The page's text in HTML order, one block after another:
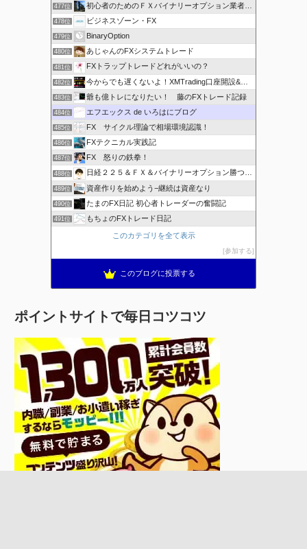
477位 初心者のためのＦＸバイナリーオプション業者比較.com
478位 ビジネスゾーン・FX
479位 BinaryOption
480位 あじゃんのFXシステムトレード
481位 FXトラップトレードどれがいいの？
482位 今からでも遅くないよ！XMTrading口座開設&攻略ブログ
483位 爺も億トレになりたい！ 藤のFXトレード記録
484位 エフエックス de いろはにブログ
485位 FX サイクル理論で相場環境認識！
486位 FXテクニカル実践記
487位 FX 怒りの鉄拳！
488位 日経２２５＆ＦＸ＆バイナリーオプション勝つための
489位 資産作りを始めよう−継続は資産なり
490位 たまのFX日記 初心者トレーダーの奮闘記
491位 もちょのFXトレード日記
このカテゴリを全て表示
参加する
このブログに投票する
ポイントサイトで毎日コツコツ